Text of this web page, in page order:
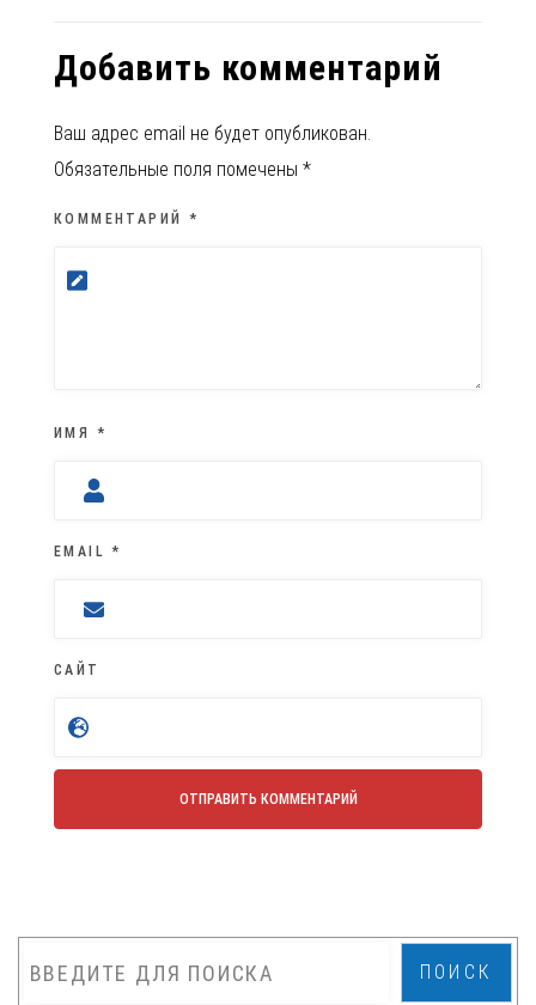
Добавить комментарий
Ваш адрес email не будет опубликован.
Обязательные поля помечены *
КОММЕНТАРИЙ *
ИМЯ *
EMAIL*
САЙТ
ПОИСК